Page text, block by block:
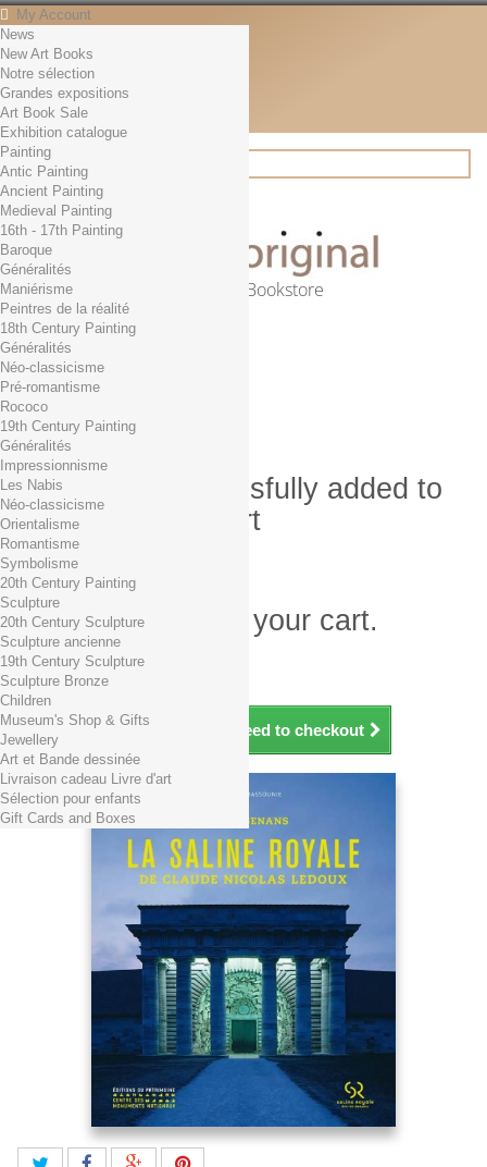
My Account
Contact
English
English
Français
News
Search
Online Art Bookstore
Cart (empty)
No products
Free shipping!
0,00 € Total
Check out
Product successfully added to
your shopping cart
Quantity
Total
There is 1 item in your cart.
Total products (tax incl.)
Total shipping TTC
Total (tax incl.)
Continue shopping Proceed to checkout
News
New Art Books
Notre sélection
Grandes expositions
Art Book Sale
Exhibition catalogue
Painting
Antic Painting
Ancient Painting
Medieval Painting
16th - 17th Painting
Baroque
Généralités
Maniérisme
Peintres de la réalité
18th Century Painting
Généralités
Néo-classicisme
Pré-romantisme
Rococo
19th Century Painting
Généralités
Impressionnisme
Les Nabis
Néo-classicisme
Orientalisme
Romantisme
Symbolisme
20th Century Painting
Sculpture
20th Century Sculpture
Sculpture ancienne
19th Century Sculpture
Sculpture Bronze
Children
Museum's Shop & Gifts
Jewellery
Art et Bande dessinée
Livraison cadeau Livre d'art
Sélection pour enfants
Gift Cards and Boxes